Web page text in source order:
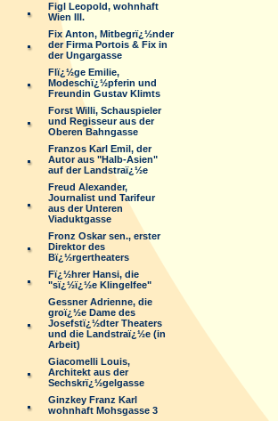
Figl Leopold, wohnhaft
Wien III.
Fix Anton, Mitbegrï¿½nder
der Firma Portois & Fix in
der Ungargasse
Flï¿½ge Emilie,
Modeschï¿½pferin und
Freundin Gustav Klimts
Forst Willi, Schauspieler
und Regisseur aus der
Oberen Bahngasse
Franzos Karl Emil, der
Autor aus "Halb-Asien"
auf der Landstraï¿½e
Freud Alexander,
Journalist und Tarifeur
aus der Unteren
Viaduktgasse
Fronz Oskar sen., erster
Direktor des
Bï¿½rgertheaters
Fï¿½hrer Hansi, die
"sï¿½ï¿½e Klingelfee"
Gessner Adrienne, die
groï¿½e Dame des
Josefstï¿½dter Theaters
und die Landstraï¿½e (in
Arbeit)
Giacomelli Louis,
Architekt aus der
Sechskrï¿½gelgasse
Ginzkey Franz Karl
wohnhaft Mohsgasse 3